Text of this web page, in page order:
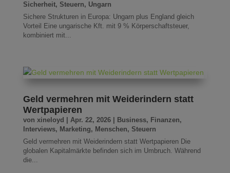
Sicherheit, Steuern, Ungarn
Sichere Strukturen in Europa: Ungarn plus England gleich
Vorteil Eine ungarische Kft. mit 9 % Körperschaftsteuer,
kombiniert mit...
Geld vermehren mit Weiderindern statt
Wertpapieren
von xineloyd Apr. 22, 2026| Business, Finanzen,
Interviews, Marketing, Menschen, Steuern
Geld vermehren mit Weiderindern statt Wertpapieren Die
globalen Kapitalmärkte befinden sich im Umbruch. Während
die...